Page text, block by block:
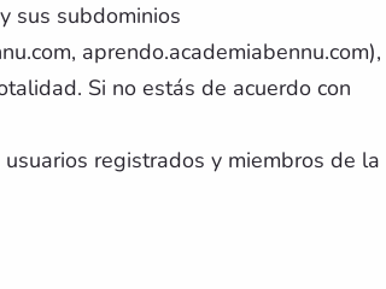
sus subdominios
aprendo.academiabennu.com),
Si no estás de acuerdo con
registrados y miembros de la